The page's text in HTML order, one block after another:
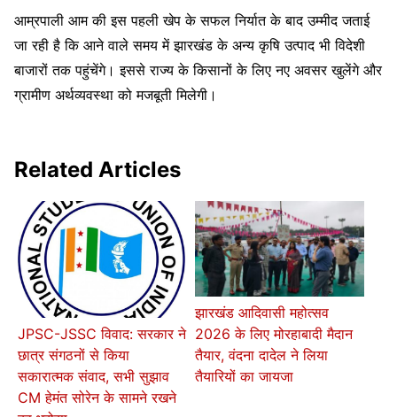
आम्रपाली आम की इस पहली खेप के सफल निर्यात के बाद उम्मीद जताई
जा रही है कि आने वाले समय में झारखंड के अन्य कृषि उत्पाद भी विदेशी
बाजारों तक पहुंचेंगे। इससे राज्य के किसानों के लिए नए अवसर खुलेंगे और
ग्रामीण अर्थव्यवस्था को मजबूती मिलेगी।
Related Articles
JPSC-JSSC विवाद: सरकार ने
छात्र संगठनों से किया
सकारात्मक संवाद, सभी सुझाव
CM हेमंत सोरेन के सामने रखने
झारखंड आदिवासी महोत्सव
2026 के लिए मोरहाबादी मैदान
तैयार, वंदना दादेल ने लिया
तैयारियों का जायजा